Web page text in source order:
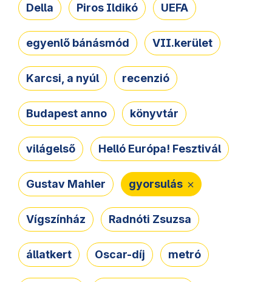
Della Piros Ildikó UEFA
egyenlő bánásmód VII.kerület
Karcsi, a nyúl recenzió
Budapest anno könyvtár
világelső Helló Európa! Fesztivál
Gustav Mahler gyorsulás
Vígszínház Radnóti Zsuzsa
állatkert Oscar-díj metró